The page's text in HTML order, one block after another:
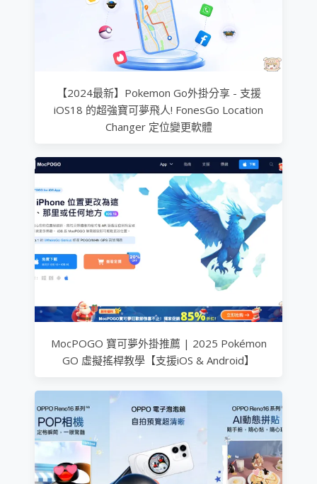
【2024最新】Pokemon Go外掛分享 - 支援
iOS18 的超強寶可夢飛人! FonesGo Location
Changer 定位變更軟體
MocPOGO 寶可夢外掛推薦 | 2025 Pokémon
GO 虛擬搖桿教學【支援iOS & Android】